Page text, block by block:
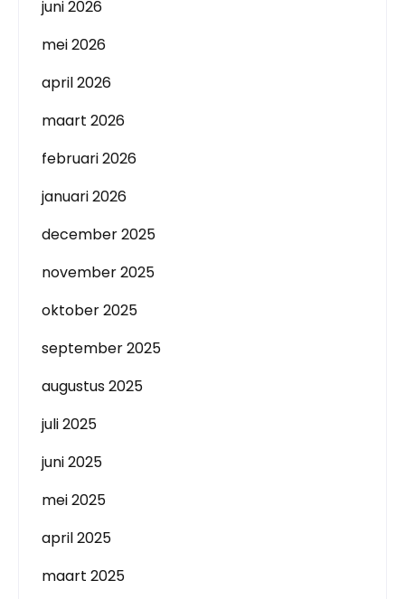
juni 2026
mei 2026
april 2026
maart 2026
februari 2026
januari 2026
december 2025
november 2025
oktober 2025
september 2025
augustus 2025
juli 2025
juni 2025
mei 2025
april 2025
maart 2025